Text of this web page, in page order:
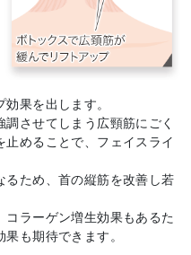
果を出します。
させてしまう広頸筋にごく
めることで、フェイスライ
るため、首の縦筋を改善し若
ラーゲン増生効果もあるた
も期待できます。